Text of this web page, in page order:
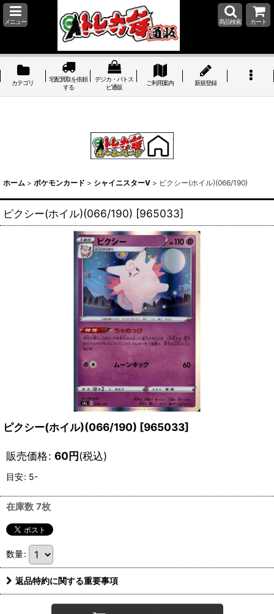
メニュー 商品検索 カート
カテゴリ
宅配買取を依頼
する
デジカ・バトス
ピ通販
ご利用案内 新規登録
ホーム > ポケモンカード > シャイニスターV > ピクシー(ホイル)(066/190)
ピクシー(ホイル)(066/190) [965033]
ピクシー(ホイル)(066/190) [965033]
販売価格: 60円(税込)
目安: 5-
在庫数 7枚
数量:
返品特約に関する重要事項